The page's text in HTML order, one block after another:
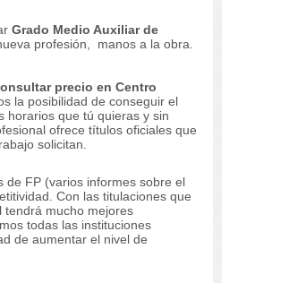
Grado Medio Auxiliar de
profesión, manos a la obra.
precio en Centro
la posibilidad de conseguir el
horarios que tú quieras y sin
ofrece títulos oficiales que
solicitan.
de FP (varios informes sobre el
Con las titulaciones que
tendrá mucho mejores
todas las instituciones
de aumentar el nivel de